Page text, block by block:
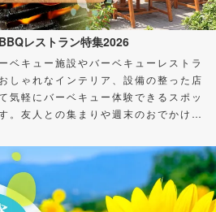
レストラン特集2026
ベキュー施設やバーベキューレストラ
しゃれなインテリア、設備の整った店
気軽にバーベキュー体験できるスポッ
。友人との集まりや週末のおでかけ